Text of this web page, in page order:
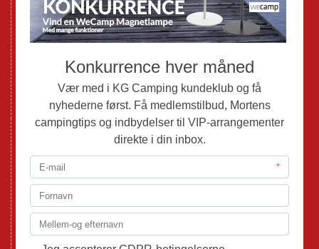
Brugte Autocampere og Vans
Webshop
Mortens Campingtips
KG Camping Kundeklub
Nyheder
Adria
Adria Autocampere
Eriba
Fendt
Hobby